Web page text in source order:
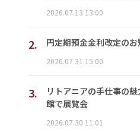
2026.07.13 13:00
2. 円定期預金金利改定のお
2026.07.31 15:00
3.
リトアニアの手仕事の
館で展覧会
2026.07.30 11:01